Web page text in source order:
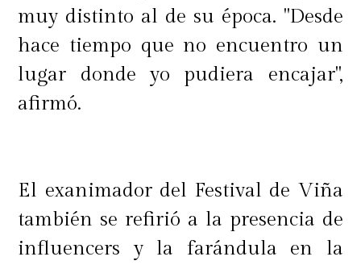
muy distinto al de su época. "Desde
hace tiempo que no encuentro un
lugar donde yo pudiera encajar",
afirmó.
El exanimador del Festival de Viña
también se refirió a la presencia de
influencers y la farándula en la